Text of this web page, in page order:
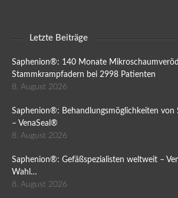
Letzte Beiträge
Saphenion®: 140 Monate
Stammkrampfadern bei 2998 Patienten
8. August 2026
Saphenion®: Behandlungsmöglichkeiten von
– VenaSeal®
8. August 2026
Saphenion®: Gefäßspezialisten weltweit –
Wahl…
8. August 2026